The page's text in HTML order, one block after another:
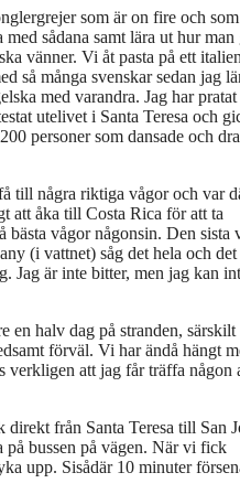
som är on fire och
sådana samt lära ut hur man
vänner. Vi åt pasta på ett
så många svenskar sedan jag
med varandra. Jag har pratat
utelivet i Santa Teresa och
personer som dansade och
till några riktiga vågor och var
att åka till Costa Rica för att ta
vågor någonsin. Den sista
(i vattnet) såg det hela och det
Jag är inte bitter, men jag kan
en halv dag på stranden, särskilt
förväl. Vi har ändå hängt
verkligen att jag får träffa någon
från Santa Teresa till San
på bussen på vägen. När vi fick
upp. Sisådär 10 minuter